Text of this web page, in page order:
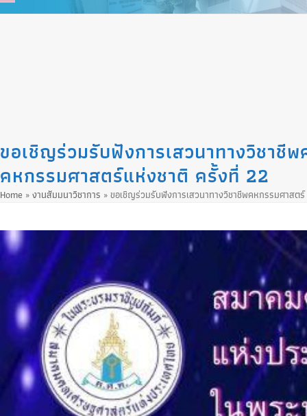
Skip
ขอเชิญร่วมรับฟังการเสวนาทางวิชาชี
คหกรรมศาสตร์แห่งชาติ ครั้งที่ 22
Home »งานสัมมนาวิชาการ »ขอเชิญร่วมรับฟังการเสวนาทางวิชาชีพคหกรรมศาสต